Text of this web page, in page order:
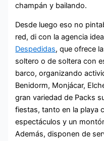
champán y bailando.
Desde luego eso no
red, di con la agencia
Despedidas, que ofrece
soltero o de soltera con
barco, organizando
Benidorm, Monjácar,
gran variedad de Packs
fiestas, tanto en la playa
espectáculos y un
Además, disponen de